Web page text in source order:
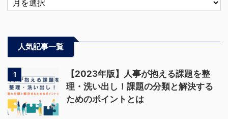
人気記事一覧
1
【2023年版】人事が抱える課題を整
理・洗い出し！課題の分類と解決する
ためのポイントとは